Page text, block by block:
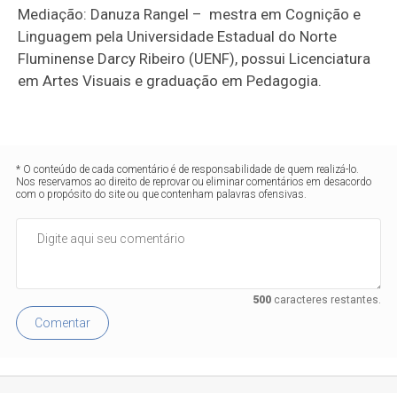
Mediação: Danuza Rangel – mestra em Cognição e
Linguagem pela Universidade Estadual do Norte
Fluminense Darcy Ribeiro (UENF), possui Licenciatura
em Artes Visuais e graduação em Pedagogia.
* O conteúdo de cada comentário é de responsabilidade de quem realizá-lo.
Nos reservamos ao direito de reprovar ou eliminar comentários em desacordo
com o propósito do site ou que contenham palavras ofensivas.
500caracteres restantes.
Comentar